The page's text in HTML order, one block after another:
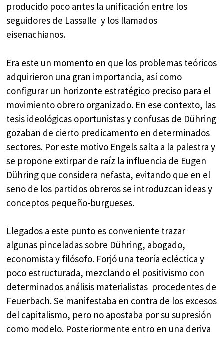
producido poco antes la unificación entre los
seguidores de Lassalle y los llamados
eisenachianos.
Era este un momento en que los problemas teóricos
adquirieron una gran importancia, así como
configurar un horizonte estratégico preciso para el
movimiento obrero organizado. En ese contexto, las
tesis ideológicas oportunistas y confusas de Dühring
gozaban de cierto predicamento en determinados
sectores. Por este motivo Engels salta a la palestra y
se propone extirpar de raíz la influencia de Eugen
Dühring que considera nefasta, evitando que en el
seno de los partidos obreros se introduzcan ideas y
conceptos pequeño-burgueses.
Llegados a este punto es conveniente trazar
algunas pinceladas sobre Dühring, abogado,
economista y filósofo. Forjó una teoría ecléctica y
poco estructurada, mezclando el positivismo con
determinados análisis materialistas procedentes de
Feuerbach. Se manifestaba en contra de los excesos
del capitalismo, pero no apostaba por su supresión
como modelo. Posteriormente entro en una deriva